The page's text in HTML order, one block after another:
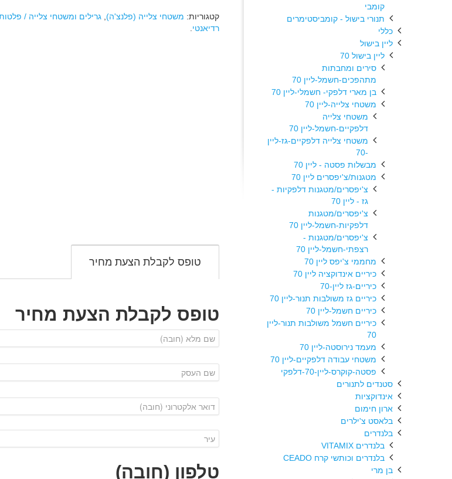
קטגוריות: משטחי צלייה (פלנצ'ה) ,גרילים ומשטחי צלייה /
רדיאנטי
טופס לקבלת הצעת מחיר
טופס לקבלת הצעת מחיר
טלפון (חובה)
קומבי
תנורי בישול - קומביסטימרים
כללי
ליין בישול
ליין בישול 70
סירים ומחבתות
מתהפכים-חשמל-ליין 70
בן מארי דלפקי- חשמלי-ליין 70
משטחי צלייה-ליין 70
משטחי צלייה
דלפקיים-חשמל-ליין 70
משטחי צלייה דלפקיים-גז-ליין
-70
מבשלות פסטה - ליין 70
מטגנות/צ'יפסרים ליין 70
צ'יפסרים/מטגנות דלפקיות -
גז - ליין 70
צ'יפסרים/מטגנות
דלפקיות-חשמל-ליין 70
צ'יפסרים/מטגנות -
רצפתי-חשמל-ליין 70
מחממי צ'יפס ליין 70
כיריים אינדוקציה ליין 70
כיריים-גז ליין-70
כיריים גז משולבות תנור-ליין 70
כיריים חשמל-ליין 70
כיריים חשמל משולבות תנור-ליין
70
מעמד נירוסטה-ליין 70
משטחי עבודה דלפקיים-ליין 70
פסטה-קוקרס-ליין-70-דלפקי
סטנדים לתנורים
אינדוקציות
ארון חימום
בלאסט צ'ילרים
בלנדרים
בלנדרים VITAMIX
בלנדרים וכותשי קרח CEADO
בן מרי